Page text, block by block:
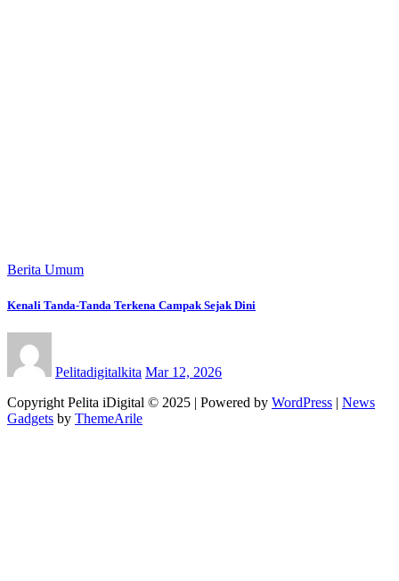
Berita Umum
Kenali Tanda-Tanda Terkena Campak Sejak Dini
Pelitadigitalkita Mar 12, 2026
Copyright Pelita iDigital © 2025 | Powered by WordPress | News
Gadgets by ThemeArile